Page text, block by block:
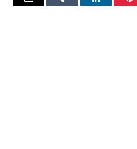
بينتيريستلينكدإن Tumblr
البريد